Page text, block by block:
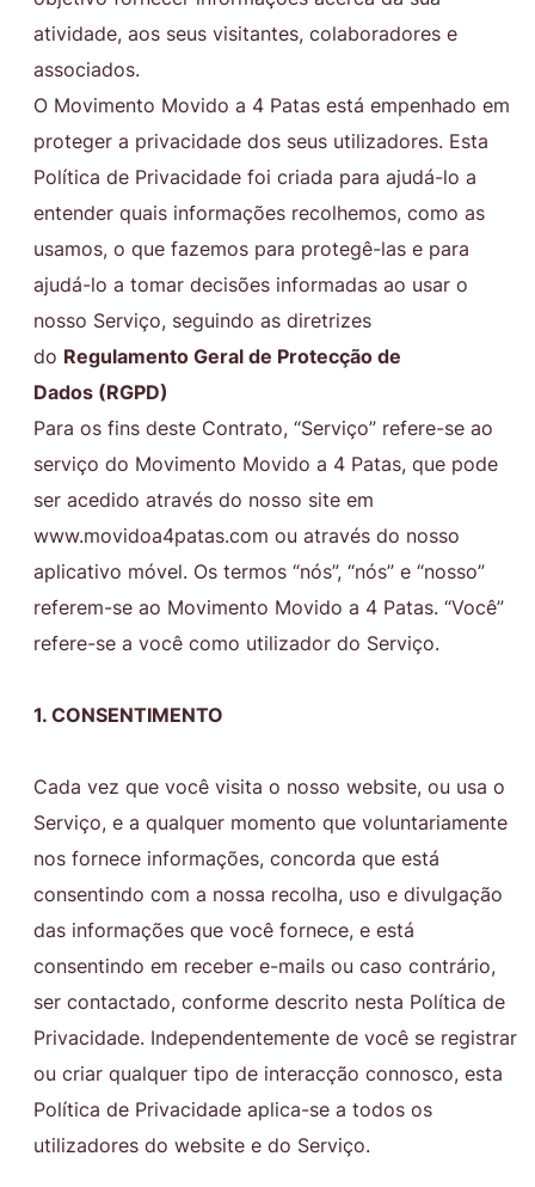
atividade, aos seus visitantes, colaboradores e
associados.
O Movimento Movido a 4 Patas está empenhado em
proteger a privacidade dos seus utilizadores. Esta
Política de Privacidade foi criada para ajudá-lo a
entender quais informações recolhemos, como as
usamos, o que fazemos para protegê-las e para
ajudá-lo a tomar decisões informadas ao usar o
nosso Serviço, seguindo as diretrizes
do Regulamento Geral de Protecção de
Dados (RGPD)
Para os fins deste Contrato, “Serviço” refere-se ao
serviço do Movimento Movido a 4 Patas, que pode
ser acedido através do nosso site em
www.movidoa4patas.com ou através do nosso
aplicativo móvel. Os termos “nós”, “nós” e “nosso”
referem-se ao Movimento Movido a 4 Patas. “Você”
refere-se a você como utilizador do Serviço.
1. CONSENTIMENTO
Cada vez que você visita o nosso website, ou usa o
Serviço, e a qualquer momento que voluntariamente
nos fornece informações, concorda que está
consentindo com a nossa recolha, uso e divulgação
das informações que você fornece, e está
consentindo em receber e-mails ou caso contrário,
ser contactado, conforme descrito nesta Política de
Privacidade. Independentemente de você se registrar
ou criar qualquer tipo de interacção connosco, esta
Política de Privacidade aplica-se a todos os
utilizadores do website e do Serviço.